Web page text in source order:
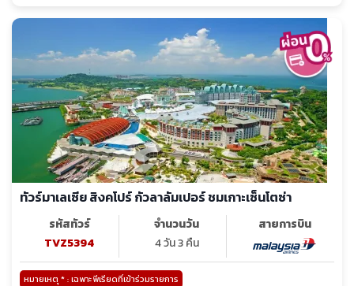
ทัวร์มาเลเซีย สิงคโปร์ กัวลาลัมเปอร์ ชมเกาะเซ็นโตซ่า
รหัสทัวร์
TVZ5394
จำนวนวัน
4 วัน 3 คืน
สายการบิน
หมายเหตุ * : เฉพาะพีเรียดที่เข้าร่วมรายการ